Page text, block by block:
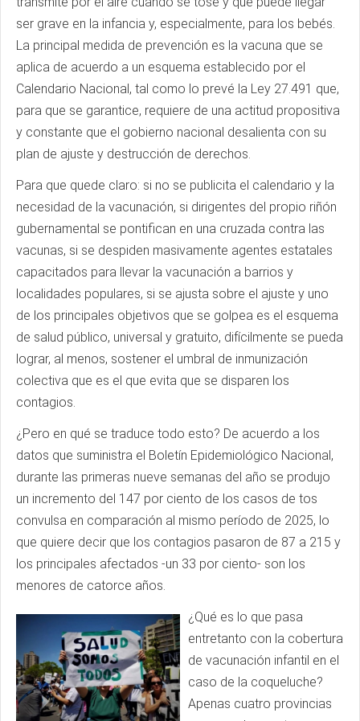
ser grave en la infancia y, especialmente, para los bebés.
La principal medida de prevención es la vacuna que se
aplica de acuerdo a un esquema establecido por el
Calendario Nacional, tal como lo prevé la Ley 27.491 que,
para que se garantice, requiere de una actitud propositiva
y constante que el gobierno nacional desalienta con su
plan de ajuste y destrucción de derechos.
Para que quede claro: si no se publicita el calendario y la
necesidad de la vacunación, si dirigentes del propio riñón
gubernamental se pontifican en una cruzada contra las
vacunas, si se despiden masivamente agentes estatales
capacitados para llevar la vacunación a barrios y
localidades populares, si se ajusta sobre el ajuste y uno
de los principales objetivos que se golpea es el esquema
de salud público, universal y gratuito, difícilmente se pueda
lograr, al menos, sostener el umbral de inmunización
colectiva que es el que evita que se disparen los
contagios.
¿Pero en qué se traduce todo esto? De acuerdo a los
datos que suministra el Boletín Epidemiológico Nacional,
durante las primeras nueve semanas del año se produjo
un incremento del 147 por ciento de los casos de tos
convulsa en comparación al mismo período de 2025, lo
que quiere decir que los contagios pasaron de 87 a 215 y
los principales afectados -un 33 por ciento- son los
menores de catorce años.
¿Qué es lo que pasa
entretanto con la cobertura
de vacunación infantil en el
caso de la coqueluche?
Apenas cuatro provincias